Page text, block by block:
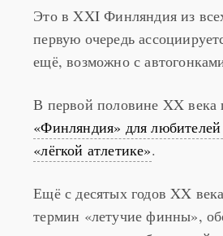
Это в XXI Финляндия из
первую очередь
ещё, возможно с
В первой половине XX века
«Финляндия» для любителей
«лёгкой атлетике».
Ещё с десятых годов XX
термин «летучие финны»,